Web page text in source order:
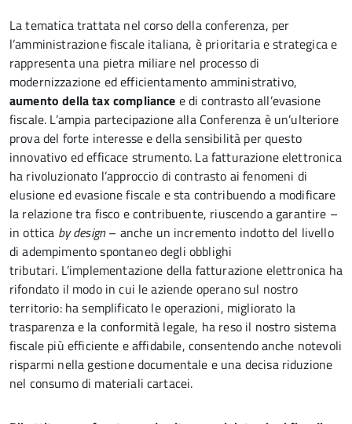
La tematica trattata nel corso della conferenza, per
l’amministrazione fiscale italiana, è prioritaria e strategica e
rappresenta una pietra miliare nel processo di
modernizzazione ed efficientamento amministrativo,
aumento della tax compliance e di contrasto all’evasione
fiscale. L’ampia partecipazione alla Conferenza è un’ulteriore
prova del forte interesse e della sensibilità per questo
innovativo ed efficace strumento. La fatturazione elettronica
ha rivoluzionato l’approccio di contrasto ai fenomeni di
elusione ed evasione fiscale e sta contribuendo a modificare
la relazione tra fisco e contribuente, riuscendo a garantire –
in ottica by design– anche un incremento indotto del livello
di adempimento spontaneo degli obblighi
tributari. L’implementazione della fatturazione elettronica ha
rifondato il modo in cui le aziende operano sul nostro
territorio: ha semplificato le operazioni, migliorato la
trasparenza e la conformità legale, ha reso il nostro sistema
fiscale più efficiente e affidabile, consentendo anche notevoli
risparmi nella gestione documentale e una decisa riduzione
nel consumo di materiali cartacei.